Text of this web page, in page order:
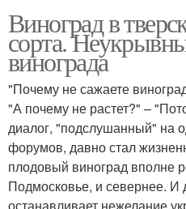
Виноград в
сорта.
винограда
"Почему не сажаете
"А почему не растет?" –
диалог, "подслушанный" на
форумов, давно стал
плодовый виноград вполне
Подмосковье, и севернее. И